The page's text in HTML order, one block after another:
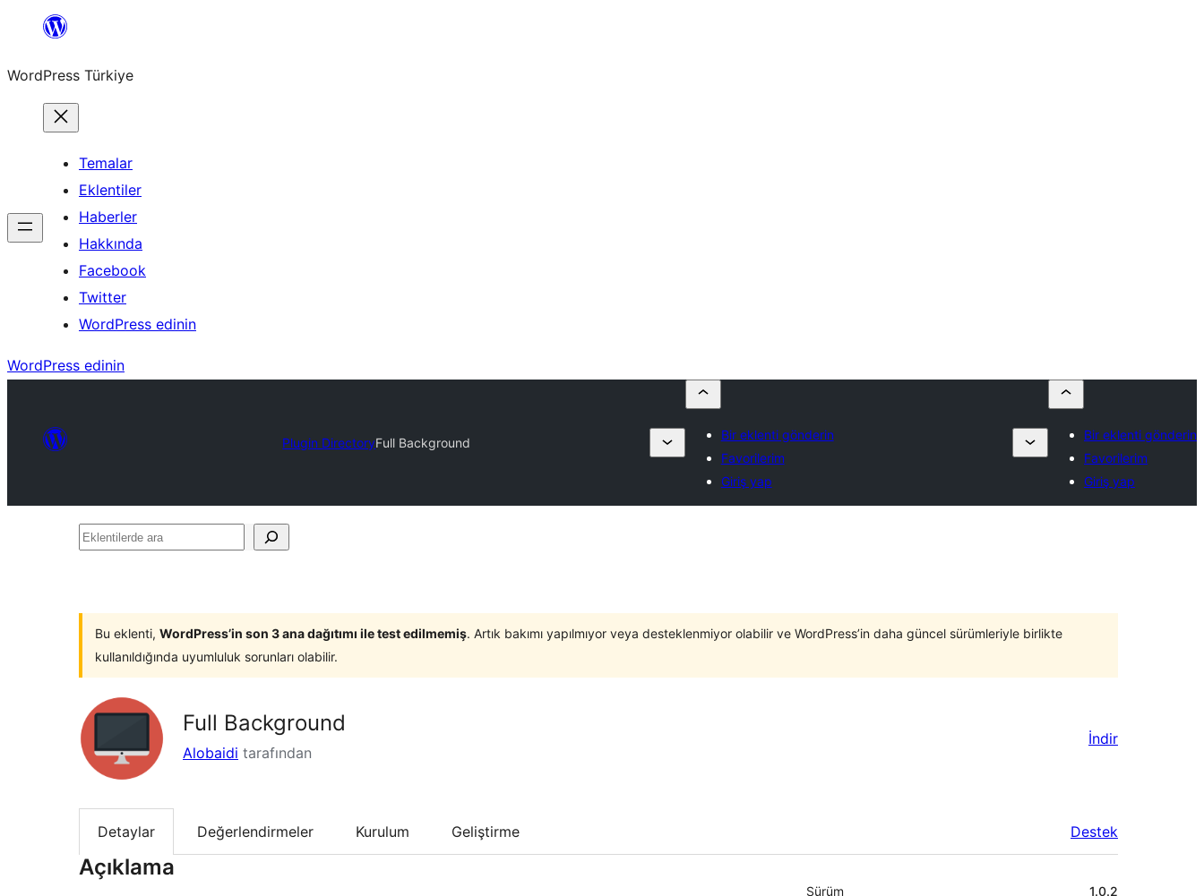
İçeriğe
WordPress Türkiye
Temalar
Eklentiler
Haberler
Hakkında
Facebook
Twitter
WordPress edinin
WordPress edinin
Plugin DirectoryFull Background
Bir eklenti gönderin
Favorilerim
Giriş yap
Bir eklenti gönderin
Favorilerim
Giriş yap
Eklentilerde
Bu eklenti, WordPress’in son 3 ana dağıtımı ile test edilmemiş. Artık bakımı yapılmıyor veya desteklenmiyor olabilir ve WordPress’in daha güncel sürümleriyle birlikte
kullanıldığında uyumluluk sorunları olabilir.
Full Background
Alobaidi tarafından
İndir
Detaylar Değerlendirmeler Kurulum Geliştirme Destek
Açıklama
Meta
Sürüm 1.0.2